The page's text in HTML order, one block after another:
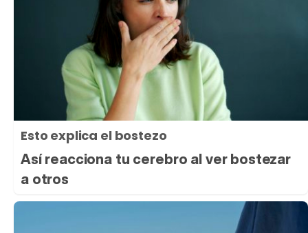
Esto explica el bostezo
Así reacciona tu cerebro al ver bostezar
a otros